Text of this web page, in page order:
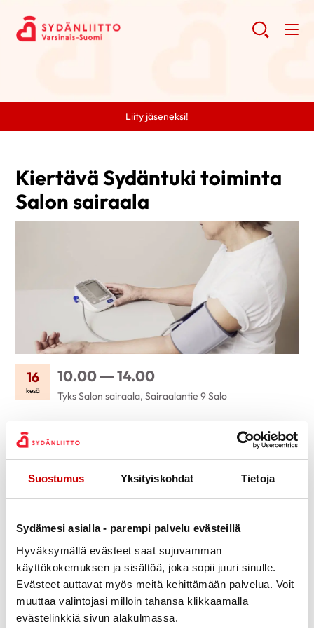
Suostumus Yksityiskohdat Tietoja
Sydämesi asialla - parempi palvelu evästeillä
Hyväksymällä evästeet saat sujuvamman
käyttökokemuksen ja sisältöä, joka sopii juuri sinulle.
Evästeet auttavat myös meitä kehittämään palvelua. Voit
muuttaa valintojasi milloin tahansa klikkaamalla
evästelinkkiä sivun alakulmassa.
Liity jäseneksi!
Kiertävä Sydäntuki toiminta
Salon sairaala
16
kesä
10.00 — 14.00
Tyks Salon sairaala, Sairaalantie 9 Salo
Jaa Whatsapp
KUVAUS
Kiertävä Sydäntukitoiminta on tarkoitettu
Tule keskustelemaan Sydänpiirin työntekijän kanssa
vertaistuesta ja järjestön toiminnasta
aluesairaaloiden Sydänpoliklinikoille klo 10-14.
Mahdollista myös kohdata sairaalavertaistukihenkilö
Kiertävän Sydäntukitoiminnan päivinä.